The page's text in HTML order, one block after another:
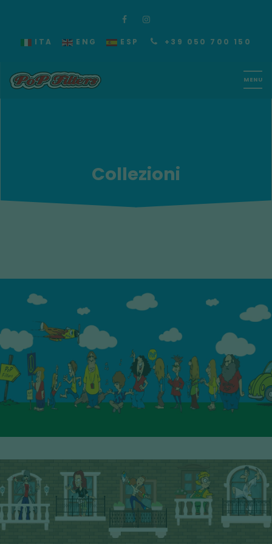
ITA ENG ESP +39 050 700 150
Collezioni
1° Serie - PoP Filters
SCOPRI I PERSONAGGI